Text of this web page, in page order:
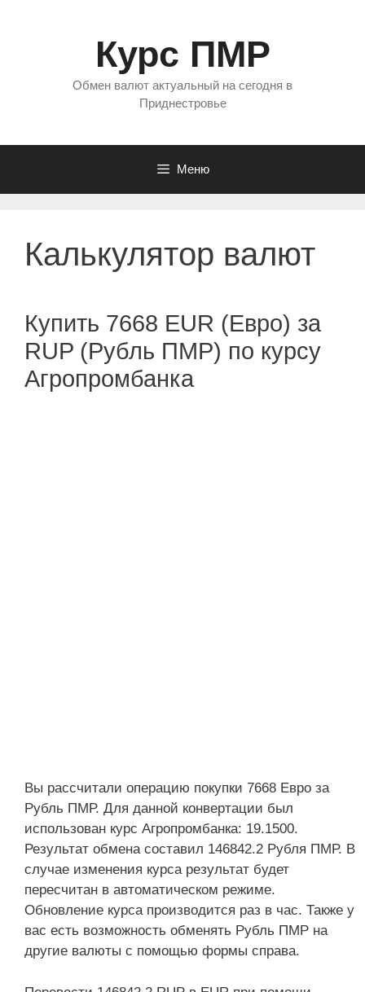
Курс ПМР
Обмен валют актуальный на сегодня в
Приднестровье
Меню
Калькулятор валют
Купить 7668 EUR (Евро) за
RUP (Рубль ПМР) по курсу
Агропромбанка
Вы рассчитали операцию покупки 7668 Евро за
Рубль ПМР. Для данной конвертации был
использован курс Агропромбанка: 19.1500.
Результат обмена составил 146842.2 Рубля ПМР. В
случае изменения курса результат будет
пересчитан в автоматическом режиме.
Обновление курса производится раз в час. Также у
вас есть возможность обменять Рубль ПМР на
другие валюты с помощью формы справа.